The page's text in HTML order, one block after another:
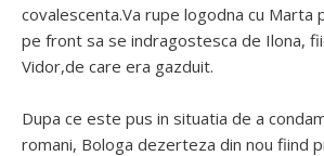
covalescenta.Va rupe logodna cu Marta
pe front sa se indragostesca de Ilona,
Vidor,de care era gazduit.
Dupa ce este pus in situatia de a
romani, Bologa dezerteza din nou fiind